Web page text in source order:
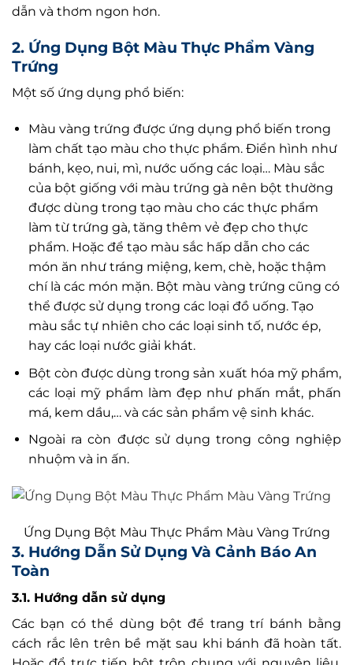
dẫn và thơm ngon hơn.
2. Ứng Dụng Bột Màu Thực Phẩm Vàng
Trứng
Một số ứng dụng phổ biến:
Màu vàng trứng được ứng dụng phổ biến trong
làm chất tạo màu cho thực phẩm. Điển hình như
bánh, kẹo, nui, mì, nước uống các loại… Màu sắc
của bột giống với màu trứng gà nên bột thường
được dùng trong tạo màu cho các thực phẩm
làm từ trứng gà, tăng thêm vẻ đẹp cho thực
phẩm. Hoặc để tạo màu sắc hấp dẫn cho các
món ăn như tráng miệng, kem, chè, hoặc thậm
chí là các món mặn. Bột màu vàng trứng cũng có
thể được sử dụng trong các loại đồ uống. Tạo
màu sắc tự nhiên cho các loại sinh tố, nước ép,
hay các loại nước giải khát.
Bột còn được dùng trong sản xuất hóa mỹ phẩm,
các loại mỹ phẩm làm đẹp như phấn mắt, phấn
má, kem dầu,… và các sản phẩm vệ sinh khác.
Ngoài ra còn được sử dụng trong công nghiệp
nhuộm và in ấn.
Ứng Dụng Bột Màu Thực Phẩm Màu Vàng Trứng
3. Hướng Dẫn Sử Dụng Và Cảnh Báo An
Toàn
3.1. Hướng dẫn sử dụng
Các bạn có thể dùng bột để trang trí bánh bằng
cách rắc lên trên bề mặt sau khi bánh đã hoàn tất.